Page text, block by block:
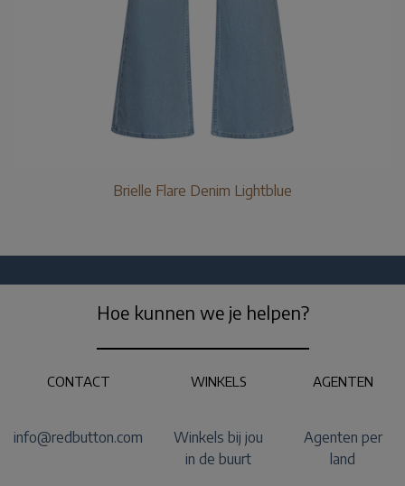
Brielle Flare Denim Lightblue
Hoe kunnen we je helpen?
CONTACT
info@redbutton.com
WINKELS
Winkels bij jou
in de buurt
AGENTEN
Agenten per
land